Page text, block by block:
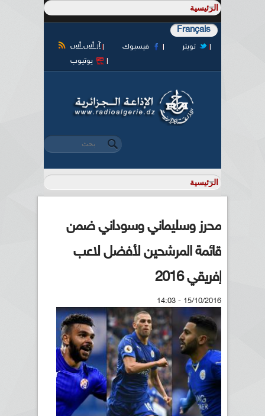
Français
آر أس أس فيسبوك
تويتر
يوتيوب
استمارة البحث
‏بحث ‏
محرز وسليماني وسوداني ضمن
قائمة المرشحين لأفضل لاعب
إفريقي 2016
15/10/2016 - 14:03